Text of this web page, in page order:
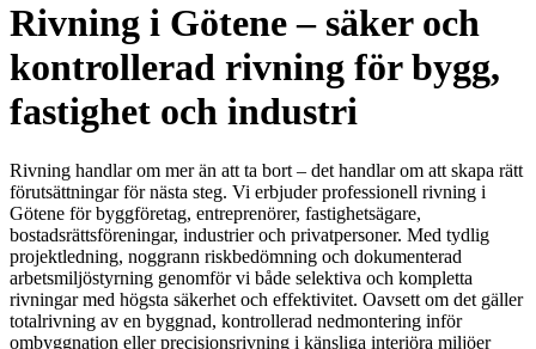
Rivning i Götene – säker och
kontrollerad rivning för bygg,
fastighet och industri
Rivning handlar om mer än att ta bort – det handlar om att skapa rätt
förutsättningar för nästa steg. Vi erbjuder professionell rivning i
Götene för byggföretag, entreprenörer, fastighetsägare,
bostadsrättsföreningar, industrier och privatpersoner. Med tydlig
projektledning, noggrann riskbedömning och dokumenterad
arbetsmiljöstyrning genomför vi både selektiva och kompletta
rivningar med högsta säkerhet och effektivitet. Oavsett om det gäller
totalrivning av en byggnad, kontrollerad nedmontering inför
ombyggnation eller precisionsrivning i känsliga interiöra miljöer